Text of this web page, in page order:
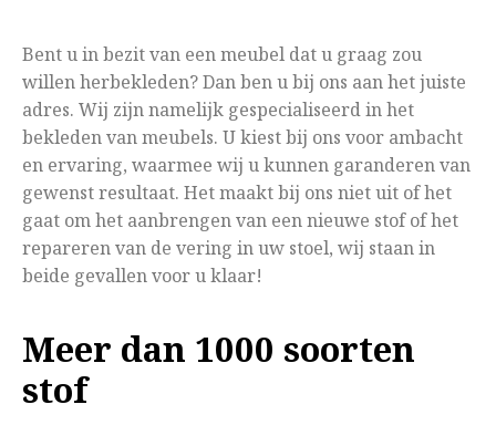
Bent u in bezit van een meubel dat u graag zou
willen herbekleden? Dan ben u bij ons aan het juiste
adres. Wij zijn namelijk gespecialiseerd in het
bekleden van meubels. U kiest bij ons voor ambacht
en ervaring, waarmee wij u kunnen garanderen van
gewenst resultaat. Het maakt bij ons niet uit of het
gaat om het aanbrengen van een nieuwe stof of het
repareren van de vering in uw stoel, wij staan in
beide gevallen voor u klaar!
Meer dan 1000 soorten
stof